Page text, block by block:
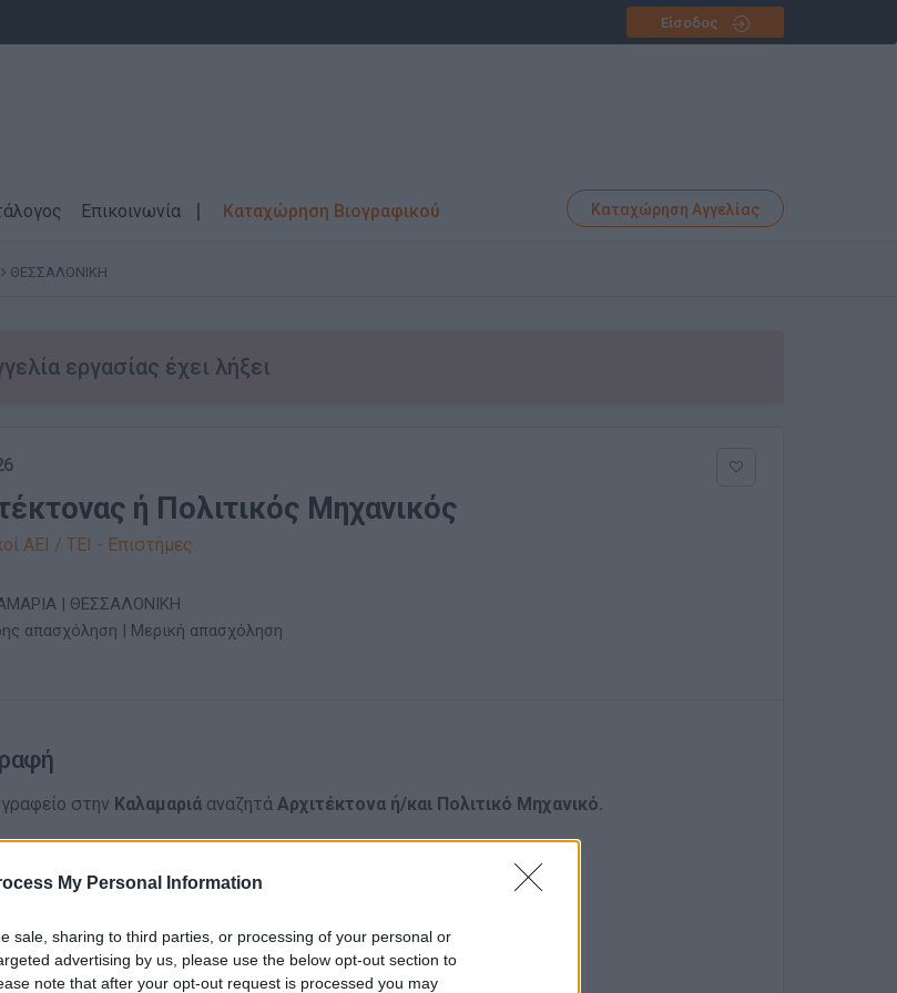
My Personal Information
sale, sharing to third parties, or processing of your personal or
advertising by us, please use the below opt-out section to
note that after your opt-out request is processed you may
Είσοδος
Επικοινωνία Καταχώρηση Βιογραφικού Καταχώρηση Αγγελίας
ΘΕΣΣΑΛΟΝΙΚΗ
εργασίας έχει λήξει
ή Πολιτικός Μηχανικός
ΑΕΙ / ΤΕΙ - Επιστήμες
| ΘΕΣΣΑΛΟΝΙΚΗ
απασχόληση | Μερική απασχόληση
στην Καλαμαριάαναζητά Αρχιτέκτονα ή/και Πολιτικό Μηχανικό.
στην έκδοση & διαχείριση οικοδομικών αδειών
σε νομοθεσία ΝΟΚ, αυθαιρέτων, ΗΤΚ και έκδοση ΠΕΑ